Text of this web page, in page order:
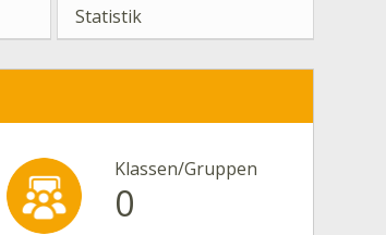
Statistik
Klassen/Gruppen
0